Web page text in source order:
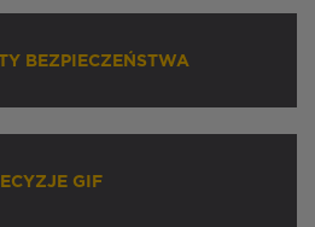
BEZPIECZEŃSTWA
GIF